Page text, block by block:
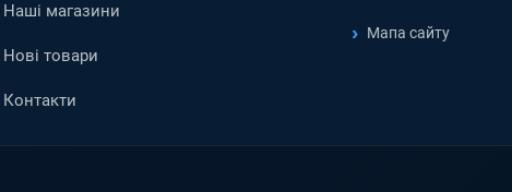
Наші магазини
Нові товари
Контакти
Мапа сайту